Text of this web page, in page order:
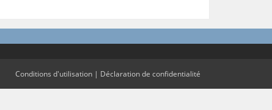
Conditions d'utilisation | Déclaration de confidentialité